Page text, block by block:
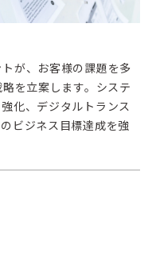
が、お客様の課題を多
を立案します。システ
化、デジタルトランス
ビジネス目標達成を強